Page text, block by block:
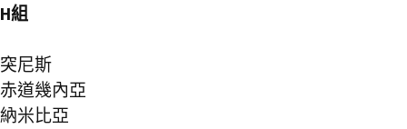
H組
突尼斯
赤道幾內亞
納米比亞